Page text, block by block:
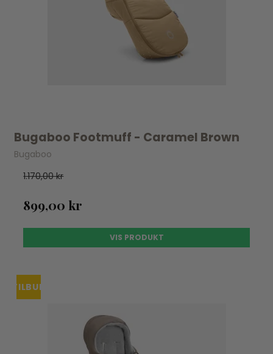
Bugaboo Footmuff - Caramel Brown
Bugaboo
1.170,00 kr
899,00 kr
VIS PRODUKT
TILBUD